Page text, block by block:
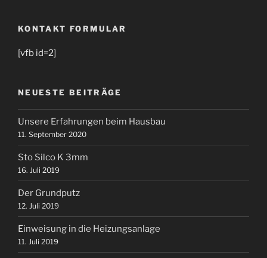
KONTAKT FORMULAR
[vfb id=2]
NEUESTE BEITRÄGE
Unsere Erfahrungen beim Hausbau
11. September 2020
Sto Silco K 3mm
16. Juli 2019
Der Grundputz
12. Juli 2019
Einweisung in die Heizungsanlage
11. Juli 2019